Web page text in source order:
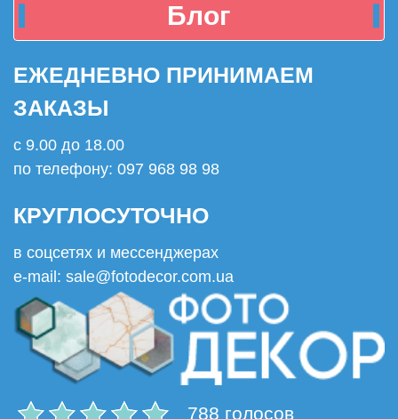
Блог
ЕЖЕДНЕВНО ПРИНИМАЕМ
ЗАКАЗЫ
с 9.00 до 18.00
по телефону: 097 968 98 98
КРУГЛОСУТОЧНО
в соцсетях и мессенджерах
e-mail: sale@fotodecor.com.ua
788 голосов